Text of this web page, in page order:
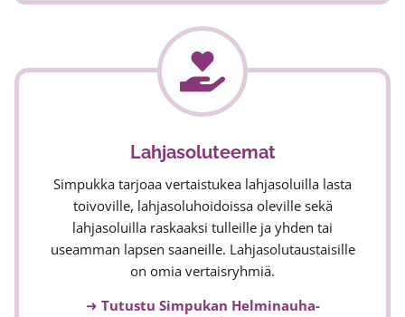
Lahjasoluteemat
Simpukka tarjoaa vertaistukea lahjasoluilla lasta
toivoville, lahjasoluhoidoissa oleville sekä
lahjasoluilla raskaaksi tulleille ja yhden tai
useamman lapsen saaneille. Lahjasolutaustaisille
on omia vertaisryhmiä.
➜ Tutustu Simpukan Helminauha-